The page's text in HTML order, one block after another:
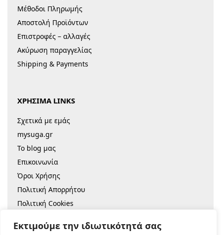
Εκτιμούμε την ιδιωτικότητά σας
Μέθοδοι Πληρωμής
Αποστολή Προϊόντων
Επιστροφές – αλλαγές
Ακύρωση παραγγελίας
Shipping & Payments
ΧΡΗΣΙΜΑ LINKS
Σχετικά με εμάς
mysuga.gr
Το blog μας
Επικοινωνία
Όροι Χρήσης
Πολιτική Απορρήτου
Πολιτική Cookies